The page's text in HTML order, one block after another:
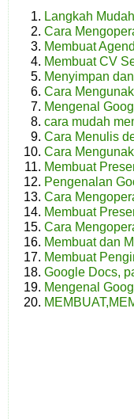
Langkah
Cara
Membuat
Membuat CV
Menyimpan
Cara
Mengenal
cara mudah
Cara Menulis
Cara
Membuat
Pengenalan
Cara
Membuat
Cara
Membuat dan
Membuat
Google Docs,
Mengenal